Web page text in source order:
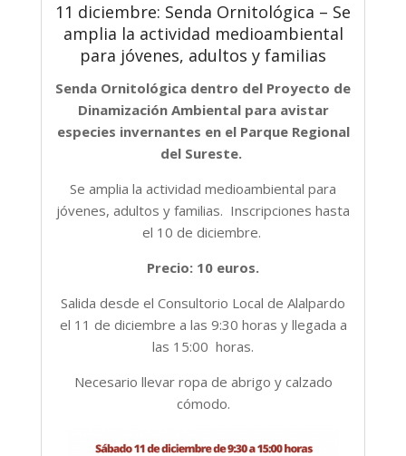
11 diciembre: Senda Ornitológica – Se
amplia la actividad medioambiental
para jóvenes, adultos y familias
Senda Ornitológica dentro del Proyecto de
Dinamización Ambiental para avistar
especies invernantes en el Parque Regional
del Sureste.
Se amplia la actividad medioambiental para
jóvenes, adultos y familias. Inscripciones hasta
el 10 de diciembre.
Precio: 10 euros.
Salida desde el Consultorio Local de Alalpardo
el 11 de diciembre a las 9:30 horas y llegada a
las 15:00 horas.
Necesario llevar ropa de abrigo y calzado
cómodo.